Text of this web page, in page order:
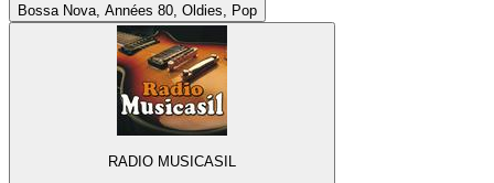
Bossa Nova, Années 80, Oldies, Pop
RADIO MUSICASIL